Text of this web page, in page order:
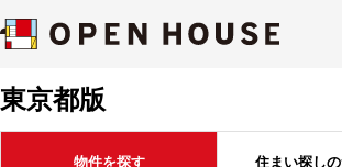
東京都版
物件を探す 住まい探し